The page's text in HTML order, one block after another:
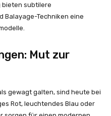
bieten subtilere
Balayage-Techniken eine
Mut zur
gewagt galten, sind heute bei
Rot, leuchtendes Blau oder